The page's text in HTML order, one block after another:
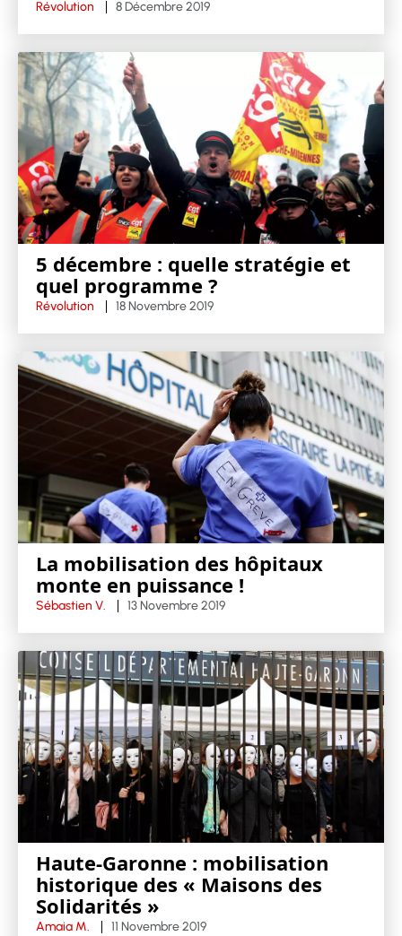
Révolution 8 Décembre 2019
5 décembre : quelle stratégie et
quel programme ?
Révolution 18 Novembre 2019
La mobilisation des hôpitaux
monte en puissance !
Sébastien V. 13 Novembre 2019
Haute-Garonne : mobilisation
historique des « Maisons des
Solidarités »
Amaia M. 11 Novembre 2019